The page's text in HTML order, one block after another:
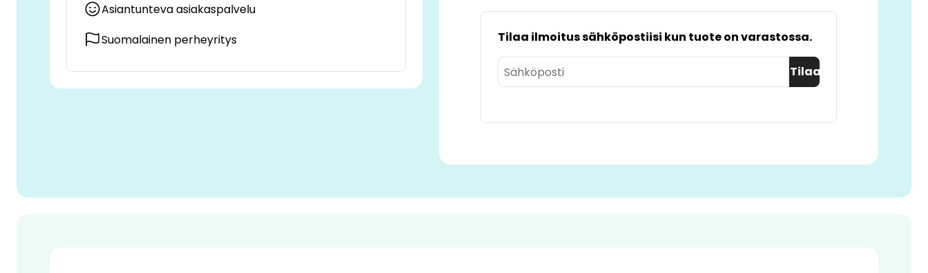
Tilaa ilmoitus sähköpostiisi kun tuote on varastossa.
Tilaa
Asiantunteva asiakaspalvelu
Suomalainen perheyritys